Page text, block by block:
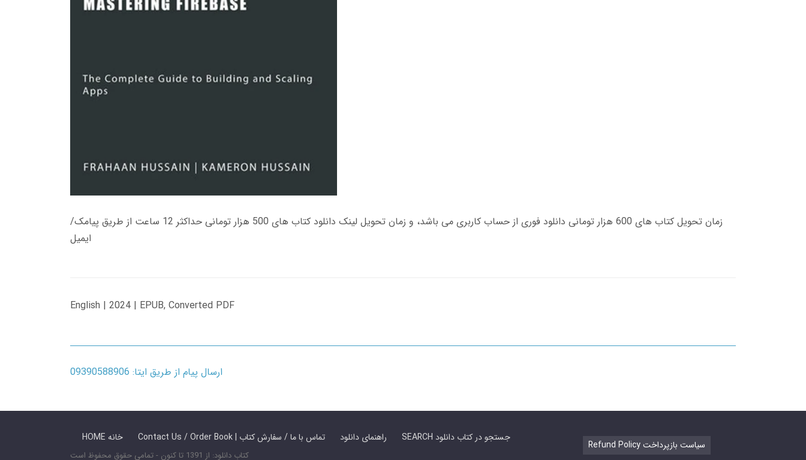
زمان تحویل کتاب های 600 هزار تومانی دانلود فوری از حساب کاربری می باشد، و زمان تحویل لینک دانلود کتاب های 500 هزار تومانی حداکثر 12 ساعت از طریق پیامک/
ایمیل
English | 2024 | EPUB, Converted PDF
ارسال پیام از طریق ایتا: 09390588906
HOME خانه Contact Us / Order Book | تماس با ما / سفارش کتاب راهنمای دانلود SEARCH جستجو در کتاب دانلود
کتاب دانلود: از 1391 تا کنون - تمامی حقوق محفوظ است
Refund Policy سیاست بازپرداخت